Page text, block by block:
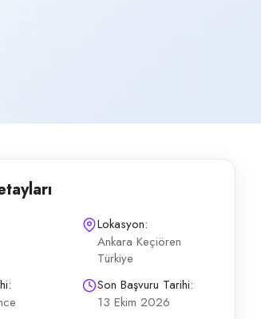
yapılacaktır Kepçeci kapsamındaki
Lokasyon:
Ankara Keçiören
Türkiye
Son Başvuru Tarihi:
13 Ekim 2026